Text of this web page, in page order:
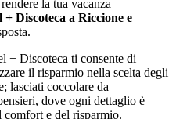
la tua vacanza
Discoteca a Riccione e
+ Discoteca ti consente di
il risparmio nella scelta degli
lasciati coccolare da
dove ogni dettaglio è
comfort e del risparmio.